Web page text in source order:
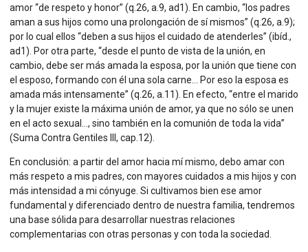
amor “de respeto y honor” (q.26, a.9, ad1). En cambio, “los padres
aman a sus hijos como una prolongación de sí mismos” (q.26, a.9);
por lo cual ellos “deben a sus hijos el cuidado de atenderles” (ibíd.,
ad1). Por otra parte, “desde el punto de vista de la unión, en
cambio, debe ser más amada la esposa, por la unión que tiene con
el esposo, formando con él una sola carne… Por eso la esposa es
amada más intensamente” (q.26, a.11). En efecto, “entre el marido
y la mujer existe la máxima unión de amor, ya que no sólo se unen
en el acto sexual…, sino también en la comunión de toda la vida”
(Suma Contra Gentiles III, cap.12).
En conclusión: a partir del amor hacia mí mismo, debo amar con
más respeto a mis padres, con mayores cuidados a mis hijos y con
más intensidad a mi cónyuge. Si cultivamos bien ese amor
fundamental y diferenciado dentro de nuestra familia, tendremos
una base sólida para desarrollar nuestras relaciones
complementarias con otras personas y con toda la sociedad.